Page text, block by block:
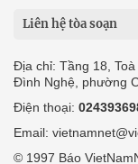
Liên hệ tòa soạn
Địa chỉ: Tầng 18,
Đình Nghệ, phường
Điện thoại:
Email:
© 1997 Báo